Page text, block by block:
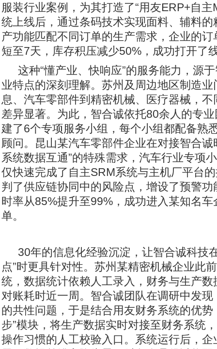
服装行业案例，为其打造了“用友ERP+自主
统上线后，通过条码技术实现面料、辅料
产功能匹配不同订单的生产需求，企业的
短至7天，库存积压减少50%，成功打开了
这种“懂产业、快响应”的服务能力，源
业特点的深刻理解。苏州及周边地区制造
息、汽车零部件到精密机械、医疗器械，
差异显著。为此，智合诚依托80余人的专
建了6个专项服务小组，每个小组都配备熟
顾问。昆山某汽车零部件企业在对接智合诚
系统数据互通”的特殊需求，汽车行业专项
仅快速完成了自主SRM系统与主机厂平台
判了供应链协同中的风险点，增设了预警
时率从85%提升至99%，成功进入某知名
单。
30年的信息化经验沉淀，让智合诚科技
点”时更具针对性。苏州某精密机械企业此
统，数据统计依赖人工录入，财务与生产
对账耗时近一周。智合诚团队在调研中发
的共性问题，于是结合用友财务系统的优势
步”模块，将生产数据实时对接至财务系统
操作习惯的人工校验入口。系统运行后，